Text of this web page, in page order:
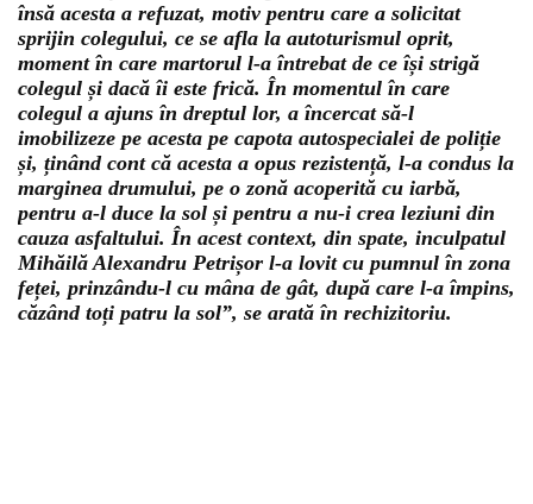
însă acesta a refuzat, motiv pentru care a solicitat
sprijin colegului, ce se afla la autoturismul oprit,
moment în care martorul l-a întrebat de ce își strigă
colegul și dacă îi este frică. În momentul în care
colegul a ajuns în dreptul lor, a încercat să-l
imobilizeze pe acesta pe capota autospecialei de poliție
și, ținând cont că acesta a opus rezistență, l-a condus la
marginea drumului, pe o zonă acoperită cu iarbă,
pentru a-l duce la sol și pentru a nu-i crea leziuni din
cauza asfaltului. În acest context, din spate, inculpatul
Mihăilă Alexandru Petrișor l-a lovit cu pumnul în zona
feței, prinzându-l cu mâna de gât, după care l-a împins,
căzând toți patru la sol”, se arată în rechizitoriu.